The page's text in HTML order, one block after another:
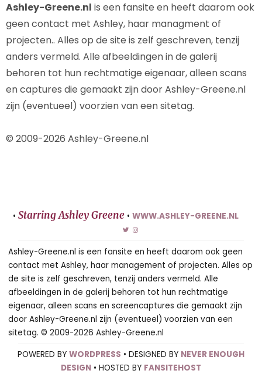
Ashley-Greene.nl is een fansite en heeft daarom ook
geen contact met Ashley, haar managment of
projecten.. Alles op de site is zelf geschreven, tenzij
anders vermeld. Alle afbeeldingen in de galerij
behoren tot hun rechtmatige eigenaar, alleen scans
en captures die gemaakt zijn door Ashley-Greene.nl
zijn (eventueel) voorzien van een sitetag.
© 2009-2026 Ashley-Greene.nl
• Starring Ashley Greene • WWW.ASHLEY-GREENE.NL
Ashley-Greene.nl is een fansite en heeft daarom ook geen
contact met Ashley, haar management of projecten. Alles op
de site is zelf geschreven, tenzij anders vermeld. Alle
afbeeldingen in de galerij behoren tot hun rechtmatige
eigenaar, alleen scans en screencaptures die gemaakt zijn
door Ashley-Greene.nl zijn (eventueel) voorzien van een
sitetag. © 2009-2026 Ashley-Greene.nl
POWERED BY WORDPRESS • DESIGNED BY NEVER ENOUGH
DESIGN • HOSTED BY FANSITEHOST